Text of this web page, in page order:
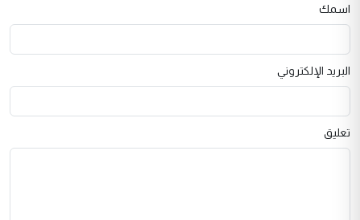
اسمك
البريد الإلكتروني
تعليق